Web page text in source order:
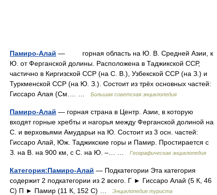
Памиро-Алай — горная область на Ю. В. Средней Азии, к
Ю. от Ферганской долины. Расположена в Таджикской ССР,
частично в Киргизской ССР (на С. В.), Узбекской ССР (на З.) и
Туркменской ССР (на Ю. З.). Состоит из трёх основных частей:
Гиссаро Алая (См.… …
Большая советская энциклопедия
Памиро-Алай — горная страна в Центр. Азии, в которую
входят горные хребты и нагорья между Ферганской долиной на
С. и верховьями Амударьи на Ю. Состоит из 3 осн. частей:
Гиссаро Алай, Юж. Таджикские горы и Памир. Простирается с
З. на В. на 900 км, с С. на Ю. –… …
Географическая энциклопедия
Категория:Памиро-Алай — Подкатегории Эта категория
содержит 2 подкатегории из 2 всего. Г ► Гиссаро Алай‎ (5 К, 46
С) П ► Памир‎ (11 К, 152 С) …
Энциклопедия туриста